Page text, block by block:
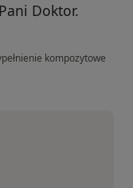
Doktor.
kompozytowe